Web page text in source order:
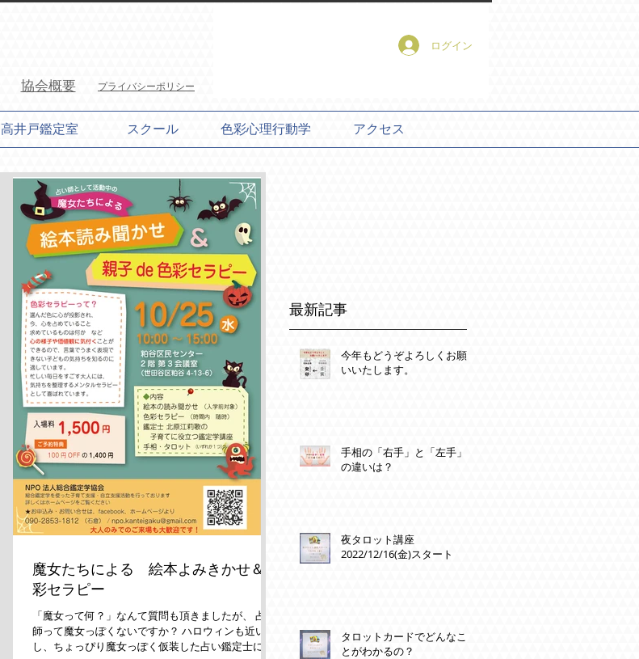
協会概要 プライバシーポリシー
ログイン
高井戸鑑定室 スクール 色彩心理行動学 アクセス
魔女たちによる 絵本よみきかせ＆色
彩セラピー
「魔女って何？」なんて質問も頂きましたが、 占い
師って魔女っぽくないですか？ ハロウィンも近い
し、ちょっぴり魔女っぽく仮装した占い鑑定士によ
最新記事
今年もどうぞよろしくお願
いいたします。
手相の「右手」と「左手」
の違いは？
夜タロット講座
2022/12/16(金)スタート
タロットカードでどんなこ
とがわかるの？